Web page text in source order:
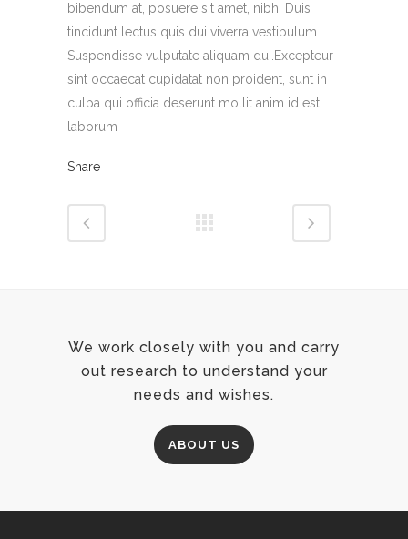
bibendum at, posuere sit amet, nibh. Duis
tincidunt lectus quis dui viverra vestibulum.
Suspendisse vulputate aliquam dui.Excepteur
sint occaecat cupidatat non proident, sunt in
culpa qui officia deserunt mollit anim id est
laborum
Share
We work closely with you and carry
out research to understand your
needs and wishes.
ABOUT US